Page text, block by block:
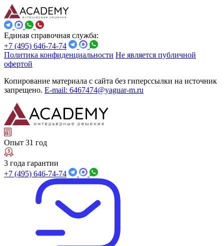
Единая справочная служба:
+7 (495) 646-74-74
Политика конфиденциальности Не является публичной
офертой
Копирование материала с сайта без гиперссылки на источник
запрещено. E-mail: 6467474@yaguar-m.ru
Опыт 31 год
3 года гарантии
+7 (495) 646-74-74